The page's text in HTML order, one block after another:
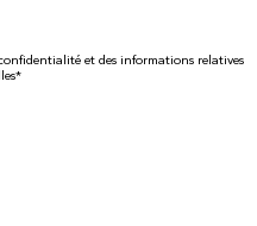
et des informations relatives